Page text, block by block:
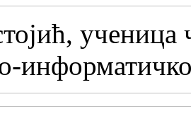
ученица